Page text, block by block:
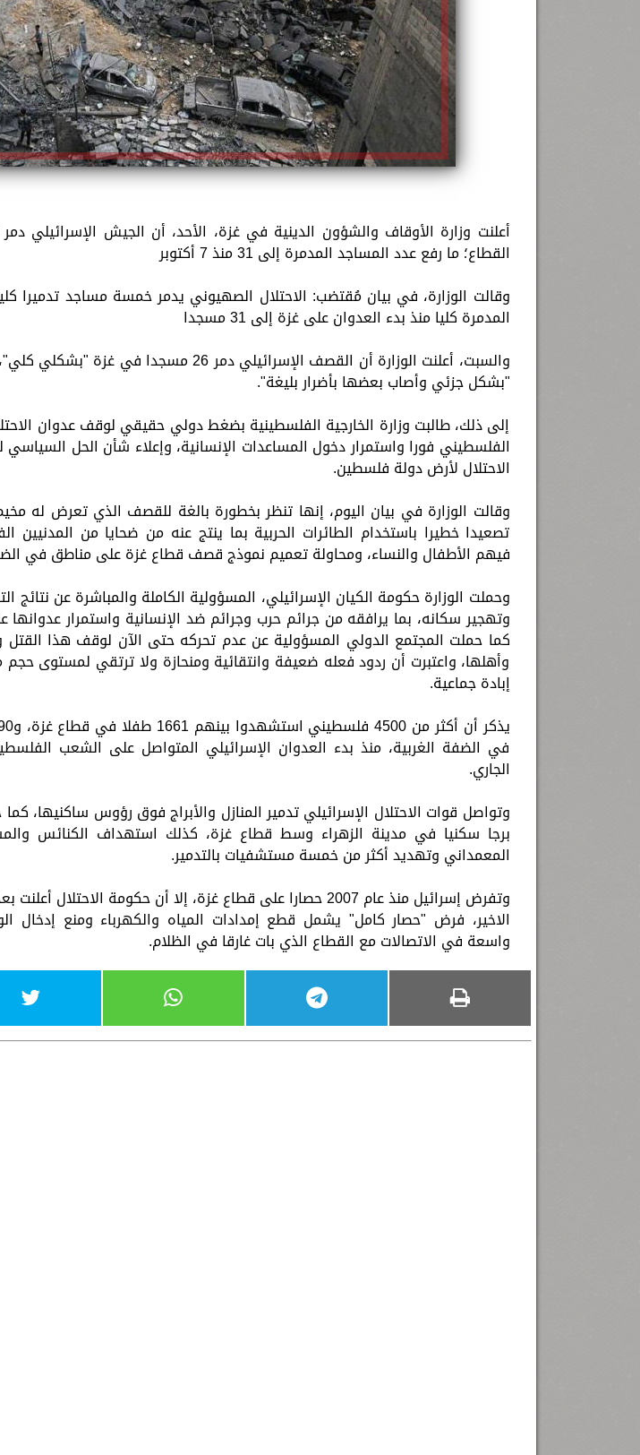
القطاع؛ ما رفع عدد المساجد المدمرة إلى 31 منذ 7 أكتوبر
وقالت الوزارة، في بيان مُقتضب: الاحتلال الصهيوني يدمر خمسة مساجد تدميرا
المدمرة كليا منذ بدء العدوان على غزة إلى 31 مسجدا
والسبت، أعلنت الوزارة أن القصف الإسرائيلي دمر 26
"بشكل جزئي وأصاب بعضها بأضرار بليغة".
إلى ذلك، طالبت وزارة الخارجية الفلسطينية بضغط دولي حقيقي لوقف عدوان
الفلسطيني فورا واستمرار دخول المساعدات الإنسانية، وإعلاء شأن الحل السياسي
الاحتلال لأرض دولة فلسطين.
وقالت الوزارة في بيان اليوم، إنها تنظر بخطورة بالغة للقصف الذي تعرض له
تصعيدا خطيرا باستخدام الطائرات الحربية بما ينتج عنه من ضحايا من المدنيين
فيهم الأطفال والنساء، ومحاولة تعميم نموذج قصف قطاع غزة على مناطق في
وحملت الوزارة حكومة الكيان الإسرائيلي، المسؤولية الكاملة والمباشرة عن نتائج
وتهجير سكانه، بما يرافقه من جرائم حرب وجرائم ضد الإنسانية واستمرار عدوانها
كما حملت المجتمع الدولي المسؤولية عن عدم تحركه حتى الآن لوقف هذا القتل
وأهلها، واعتبرت أن ردود فعله ضعيفة وانتقائية ومنحازة ولا ترتقي لمستوى
إبادة جماعية.
في الضفة الغربية، منذ بدء العدوان الإسرائيلي المتواصل على الشعب
الجاري.
برجا سكنيا في مدينة الزهراء وسط قطاع غزة، كذلك استهداف الكنائس
المعمداني وتهديد أكثر من خمسة مستشفيات بالتدمير.
وتفرض إسرائيل منذ عام 2007 حصارا على قطاع غزة، إلا أن حكومة
الاخير، فرض "حصار كامل" يشمل قطع إمدادات المياه والكهرباء ومنع إدخال
واسعة في الاتصالات مع القطاع الذي بات غارقا في الظلام.